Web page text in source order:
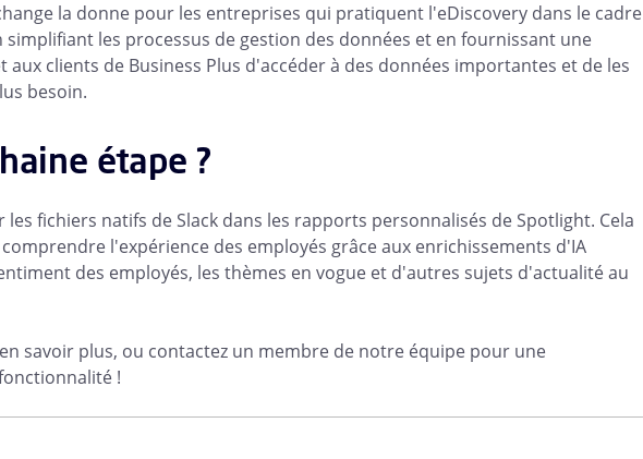
la donne pour les entreprises qui pratiquent l'eDiscovery dans le cadre
simplifiant les processus de gestion des données et en fournissant une
aux clients de Business Plus d'accéder à des données importantes et de les
besoin.
étape ?
fichiers natifs de Slack dans les rapports personnalisés de Spotlight. Cela
l'expérience des employés grâce aux enrichissements d'IA
des employés, les thèmes en vogue et d'autres sujets d'actualité au
savoir plus, ou contactez un membre de notre équipe pour une
!